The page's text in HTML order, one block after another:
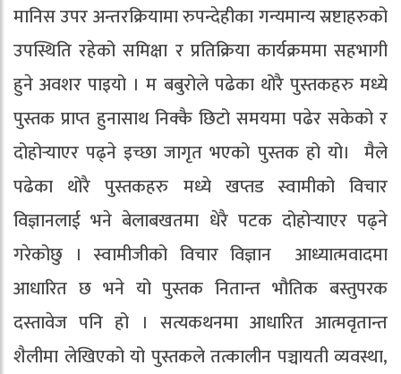
मानिस उपर अन्तरक्रियामा रुपन्देहीका गन्यमान्य स्रष्टाहरुको
उपस्थिति रहेको समिक्षा र प्रतिक्रिया कार्यक्रममा सहभागी
हुने अवशर पाइयो । म बबुरोले पढेका थोरै पुस्तकहरु मध्ये
पुस्तक प्राप्त हुनासाथ निक्कै छिटो समयमा पढेर सकेको र
दोहोर्‍याएर पढ्ने इच्छा जागृत भएको पुस्तक हो यो। मैले
पढेका थोरै पुस्तकहरु मध्ये खप्तड स्वामीको विचार
विज्ञानलाई भने बेलाबखतमा धेरै पटक दोहोर्‍याएर पढ्ने
गरेकोछु । स्वामीजीको विचार विज्ञान आध्यात्मवादमा
आधारित छ भने यो पुस्तक नितान्त भौतिक बस्तुपरक
दस्तावेज पनि हो । सत्यकथनमा आधारित आत्मवृतान्त
शैलीमा लेखिएको यो पुस्तकले तत्कालीन पञ्चायती व्यवस्था,